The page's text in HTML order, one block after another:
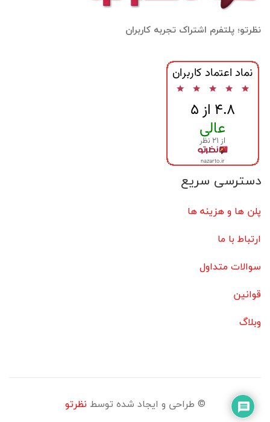
نظرتو؛ پلتفرم اشتراک تجربه کاربران
دسترسی سریع
پلن ها و هزینه ها
ارتباط با ما
سوالات متداول
قوانین
وبلاگ
© طراحی و ایجاد شده توسط نظرتو